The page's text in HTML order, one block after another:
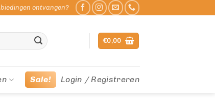
ontvangen?
€0,00
Sale! Login / Registreren